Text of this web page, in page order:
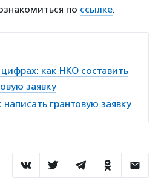
по ссылке.
как НКО составить
заявку
грантовую заявку